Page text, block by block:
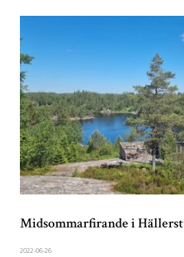
Midsommarfirande i
2022-06-26